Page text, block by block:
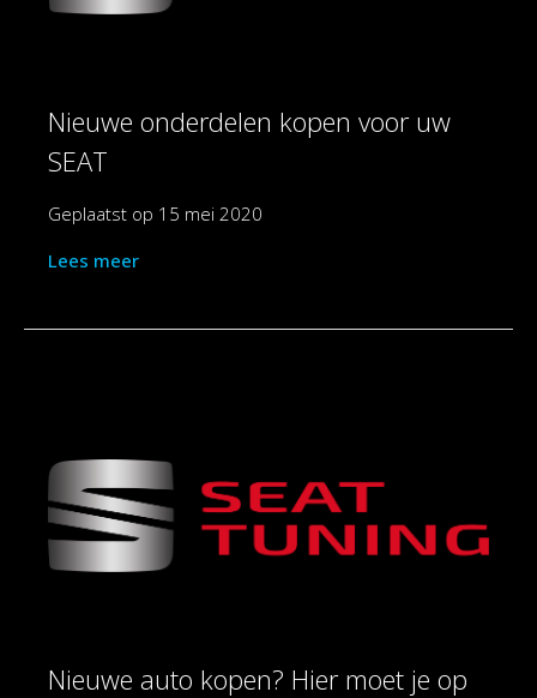
Nieuwe onderdelen kopen voor uw
SEAT
Geplaatst op 15 mei 2020
Lees meer
Nieuwe auto kopen? Hier moet je op